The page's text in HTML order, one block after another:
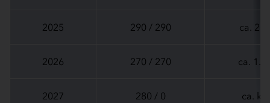
2025 290 / 290 ca.
2026 270 / 270 ca.
2027 280 / 0 ca.